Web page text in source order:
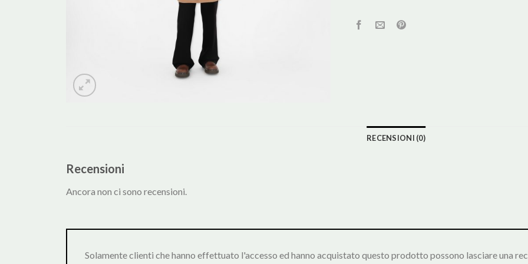
RECENSIONI (0)
Recensioni
Ancora non ci sono recensioni.
Solamente clienti che hanno effettuato l'accesso ed hanno acquistato questo prodotto possono lasciare una